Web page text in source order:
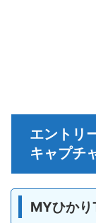
エントリ
キャプチ
MYひかり